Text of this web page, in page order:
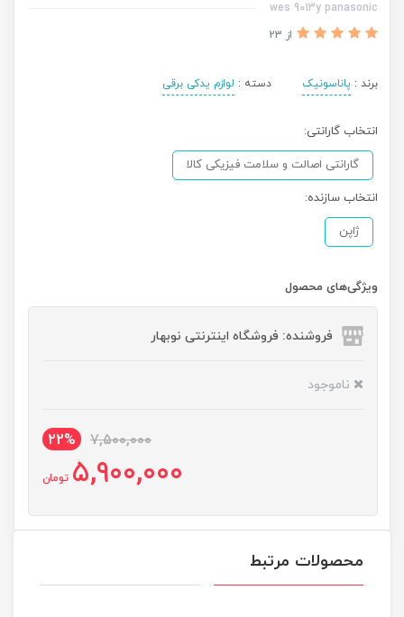
wes 9013y panasonic
از 23
برند : پاناسونیک دسته : لوازم یدکی برقی
انتخاب گارانتی:
گارانتی اصالت و سلامت فیزیکی کالا
انتخاب سازنده:
ژاپن
ویژگی‌های محصول
فروشنده: فروشگاه اینترنتی نوبهار
ناموجود
7,500,000
22%
5,900,000 تومان
محصولات مرتبط